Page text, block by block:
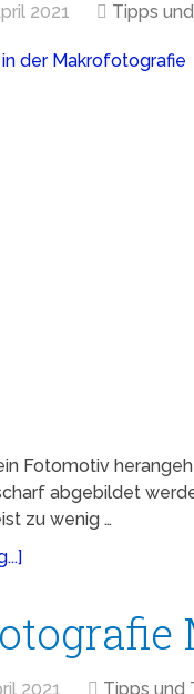
2021 Tipps
Fotomotiv
abgebildet
zu wenig …
2021 Tipps und